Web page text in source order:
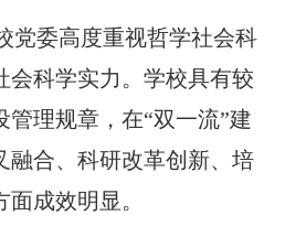
党委高度重视哲学社会科
会科学实力。学校具有较
管理规章，在“双一流”建
融合、科研改革创新、培
成效明显。